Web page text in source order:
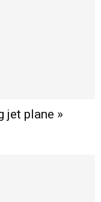
jet plane »